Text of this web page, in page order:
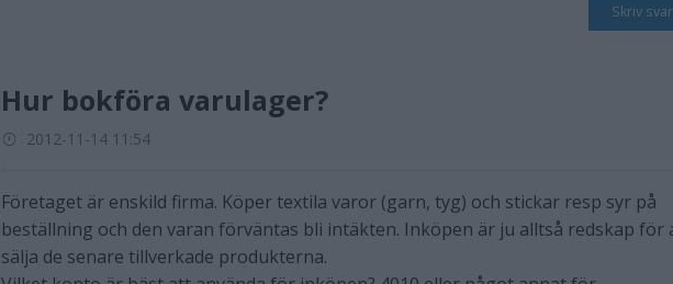
Skriv svar
Hur bokföra varulager?
2012-11-14 11:54
Företaget är enskild firma. Köper textila varor (garn, tyg) och stickar resp syr på
beställning och den varan förväntas bli intäkten. Inköpen är ju alltså redskap för
sälja de senare tillverkade produkterna.